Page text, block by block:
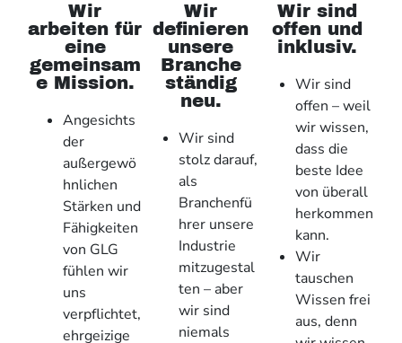
Wir
arbeiten für
eine
gemeinsam
e Mission.
Angesichts
der
außergewö
hnlichen
Stärken und
Fähigkeiten
von GLG
fühlen wir
uns
verpflichtet,
ehrgeizige
Wir
definieren
unsere
Branche
ständig
neu.
Wir sind
stolz darauf,
als
Branchenfü
hrer unsere
Industrie
mitzugestal
ten ­­– aber
wir sind
niemals
Wir sind
offen und
inklusiv.
Wir sind
offen – weil
wir wissen,
dass die
beste Idee
von überall
herkommen
kann.
Wir
tauschen
Wissen frei
aus, denn